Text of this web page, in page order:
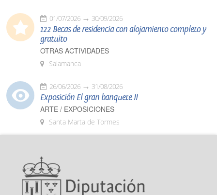
01/07/2026 30/09/2026
122 Becas de residencia con alojamiento completo y
gratuito
OTRAS ACTIVIDADES
Salamanca
26/06/2026 31/08/2026
Exposición El gran banquete II
ARTE / EXPOSICIONES
Santa Marta de Tormes